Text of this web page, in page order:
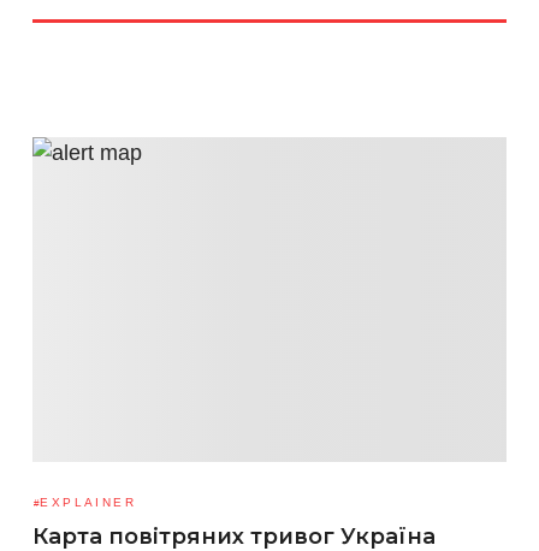
EXPLAINER
Карта повітряних тривог Україна